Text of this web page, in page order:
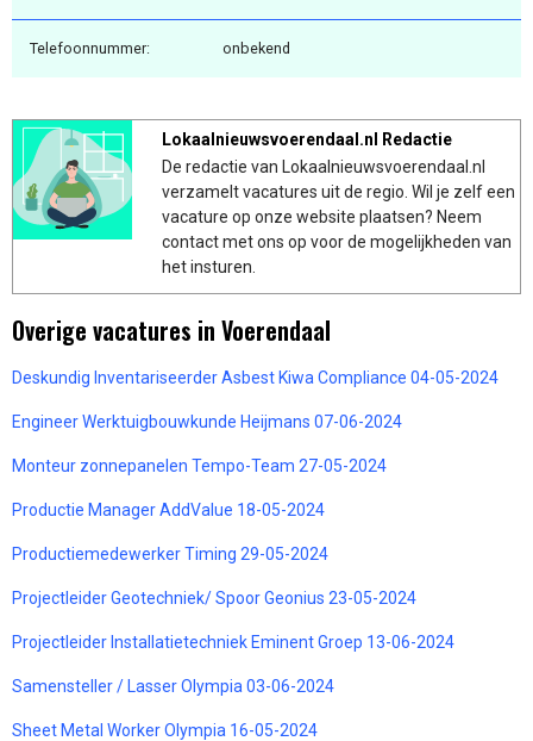
Telefoonnummer: onbekend
Lokaalnieuwsvoerendaal.nl Redactie
De redactie van Lokaalnieuwsvoerendaal.nl
verzamelt vacatures uit de regio. Wil je zelf een
vacature op onze website plaatsen? Neem
contact met ons op voor de mogelijkheden van
het insturen.
Overige vacatures in Voerendaal
Deskundig Inventariseerder Asbest Kiwa Compliance 04-05-2024
Engineer Werktuigbouwkunde Heijmans 07-06-2024
Monteur zonnepanelen Tempo-Team 27-05-2024
Productie Manager AddValue 18-05-2024
Productiemedewerker Timing 29-05-2024
Projectleider Geotechniek/ Spoor Geonius 23-05-2024
Projectleider Installatietechniek Eminent Groep 13-06-2024
Samensteller / Lasser Olympia 03-06-2024
Sheet Metal Worker Olympia 16-05-2024